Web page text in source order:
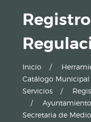
Inicio
Catálogo Municipal
Servicios
Secretaria de